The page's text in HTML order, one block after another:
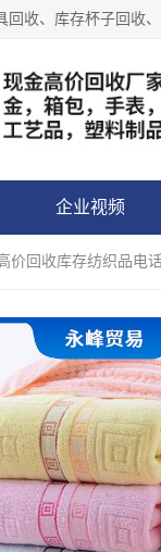
企业视频
价回收库存纺织品电